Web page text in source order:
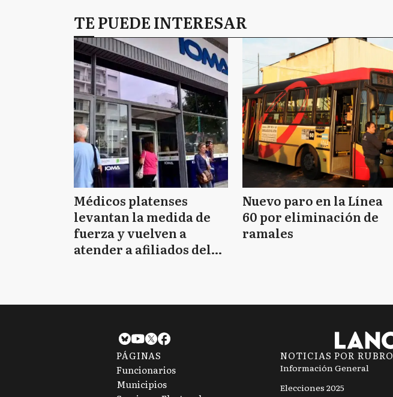
TE PUEDE INTERESAR
Médicos platenses
levantan la medida de
fuerza y vuelven a
atender a afiliados del
Nuevo paro en la Línea
60 por eliminación de
ramales
PÁGINAS
Funcionarios
Municipios
NOTICIAS POR RUBRO
Información General
Elecciones 2025